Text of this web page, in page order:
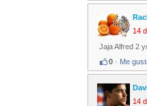
14
Jaja Alfred 2
0 · Me
14